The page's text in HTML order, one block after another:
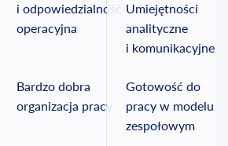
i odpowiedzialność
operacyjna
Bardzo dobra
organizacja pracy
Umiejętności
analityczne
i komunikacyjne
Gotowość do
pracy w modelu
zespołowym